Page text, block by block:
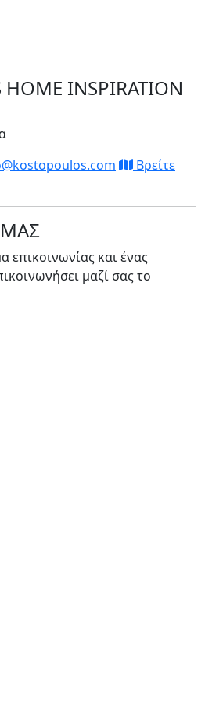
HOME INSPIRATION
Βρείτε
και ένας
μαζί σας το